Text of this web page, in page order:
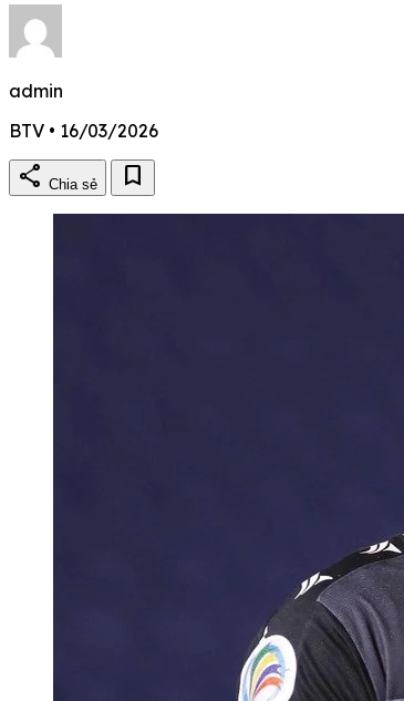
admin
BTV • 16/03/2026
share Chia sẻ bookmark